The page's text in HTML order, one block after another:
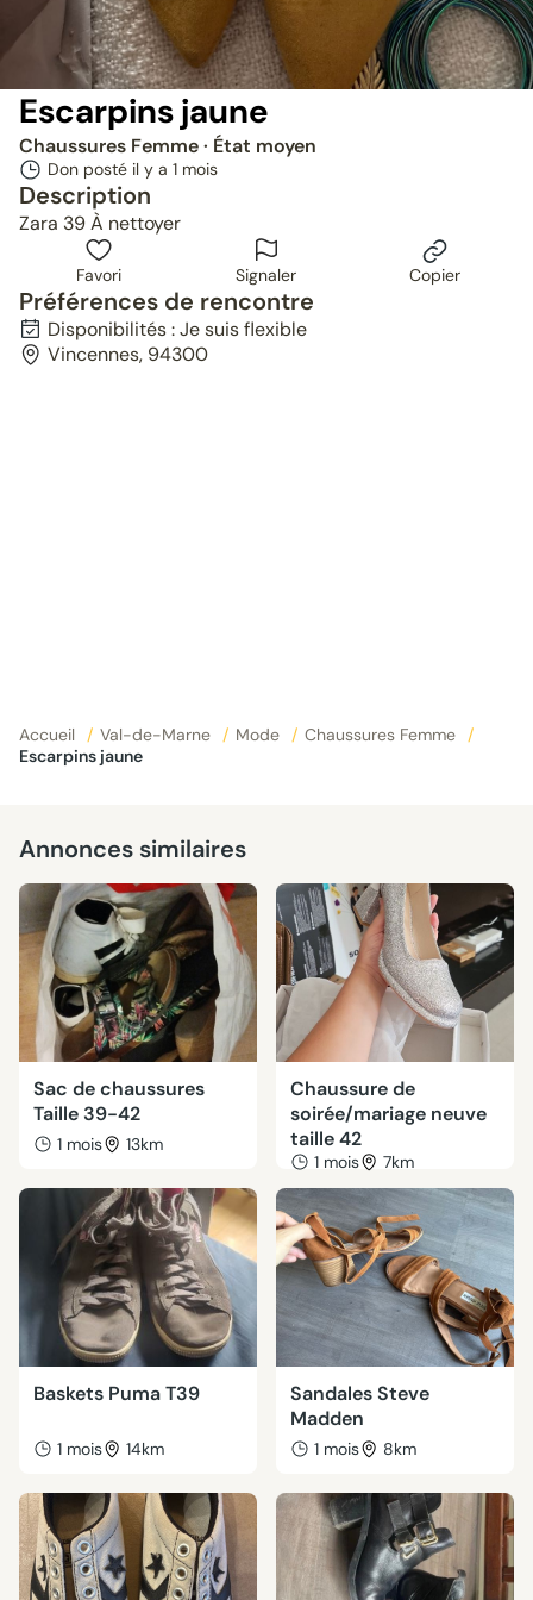
Escarpins jaune
Chaussures Femme· État moyen
Don posté il y a 1 mois
Description
Zara 39 À nettoyer
Favori Signaler Copier
Préférences de rencontre
Disponibilités : Je suis flexible
Vincennes, 94300
Accueil / Val-de-Marne / Mode / Chaussures Femme
/
Escarpins jaune
Annonces similaires
Sac de chaussures
Taille 39-42
1 mois 13km
Chaussure de
soirée/mariage neuve
taille 42
1 mois 7km
Baskets Puma T39
1 mois 14km
Sandales Steve
Madden
1 mois 8km